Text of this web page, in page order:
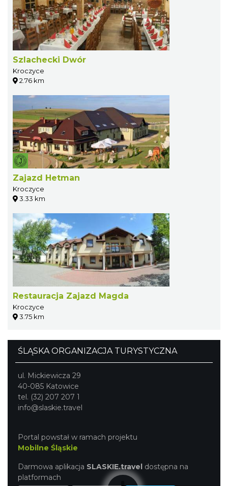
Szlachecki Dwór
Kroczyce
2.76 km
Zajazd Hetman
Kroczyce
3.33 km
Restauracja Zajazd Magda
Kroczyce
3.75 km
ŚLĄSKA ORGANIZACJA TURYSTYCZNA
ul. Mickiewicza 29
40-085 Katowice
tel. (32) 207 207 1
info@slaskie.travel
Portal powstał w ramach projektu
Mobilne Śląskie
Darmowa aplikacja SLASKIE.travel dostępna na
platformach